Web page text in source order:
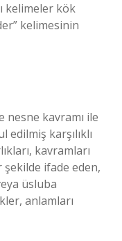
kelimeler kök
kelimesinin
nesne kavramı ile
karşılıklı
kavramları
ifade eden,
üsluba
anlamları